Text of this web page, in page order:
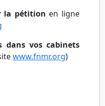
la pétition en ligne
dans vos cabinets
www.fnmr.org)